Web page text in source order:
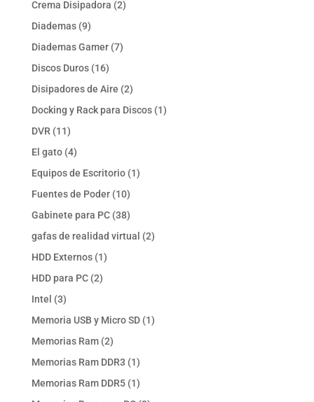
Crema Disipadora 22
Diademas 99
productos
Diademas Gamer 77
Discos Duros 1616
productos
Disipadores de Aire 22
productos
Docking y Rack para Discos 11
DVR 1111
productos
El gato 44
productos
Equipos de Escritorio 11
Fuentes de Poder 1010
productos
Gabinete para PC 3838
productos
gafas de realidad virtual 22
HDD Externos 11
HDD para PC 22
Intel 33
productos
Memoria USB y Micro SD 11
Memorias Ram 22
productos
Memorias Ram DDR3 11
producto
Memorias Ram DDR5 11
producto